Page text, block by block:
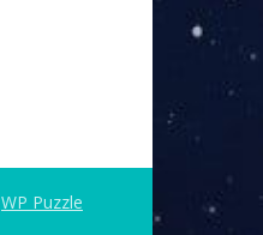
WP Puzzle